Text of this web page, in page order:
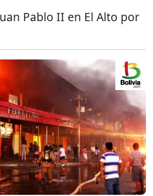
Pablo II en El Alto por